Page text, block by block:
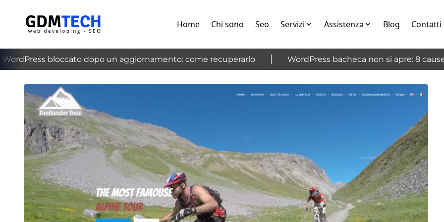
Home Chi sono Seo Servizi Assistenza Blog Contatti
bloccato dopo un aggiornamento: come recuperarlo WordPress bacheca non si apre: 8 cause
‹